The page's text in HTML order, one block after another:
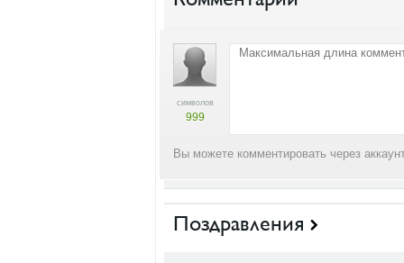
символов
999
Вы можете комментировать через
Поздравления